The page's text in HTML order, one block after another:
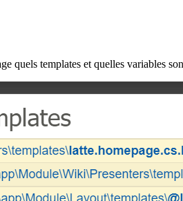
quels templates et quelles variables